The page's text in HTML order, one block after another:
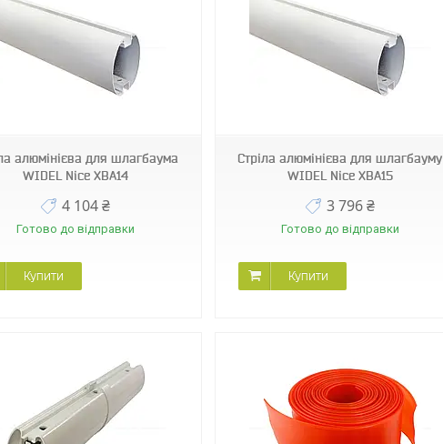
алюмінієва для шлагбаума
WIDEL Nice XBA14
4 104 ₴
Готово до відправки
Купити
Стріла алюмінієва для шлагбауму
WIDEL Nice XBA15
3 796 ₴
Готово до відправки
Купити